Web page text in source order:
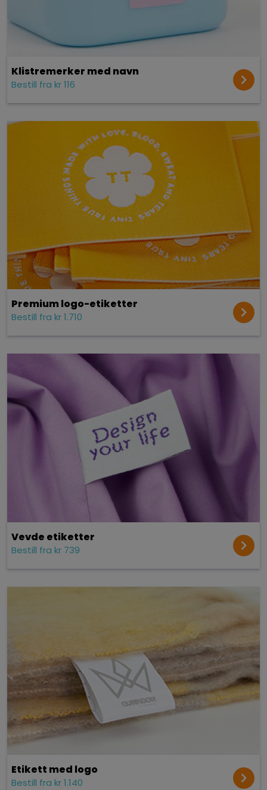
Klistremerker med navn
Bestill fra kr 116
Premium logo-etiketter
Bestill fra kr 1.710
Vevde etiketter
Bestill fra kr 739
Etikett med logo
Bestill fra kr 1.140